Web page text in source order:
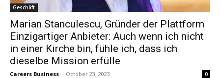
Geschäft
Marian Stanculescu, Gründer der Plattform
Einzigartiger Anbieter: Auch wenn ich nicht
in einer Kirche bin, fühle ich, dass ich
dieselbe Mission erfülle
Careers Business - October 23, 2023 0